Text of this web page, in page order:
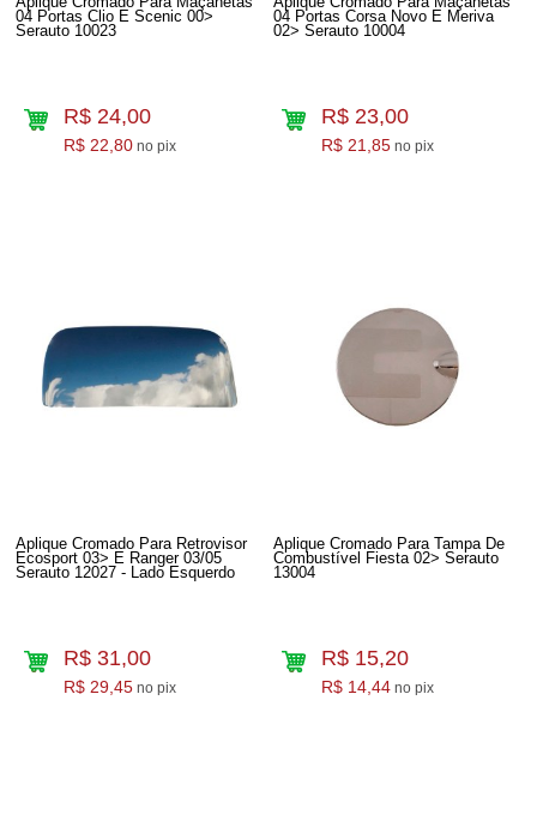
04 Portas Clio E Scenic 00>
Serauto 10023
R$ 24,00
R$ 22,80 no pix
04 Portas Corsa Novo E Meriva
02> Serauto 10004
R$ 23,00
R$ 21,85 no pix
Aplique Cromado Para Retrovisor
Ecosport 03> E Ranger 03/05
Serauto 12027 - Lado Esquerdo
R$ 31,00
R$ 29,45 no pix
Aplique Cromado Para Tampa De
Combustível Fiesta 02> Serauto
13004
R$ 15,20
R$ 14,44 no pix